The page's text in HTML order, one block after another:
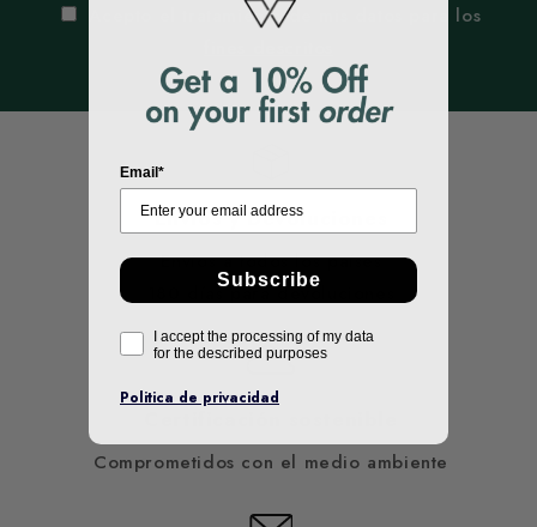
Acepto el tratamiento de mis datos para los
Envíos y Devoluciones
Envíos a todos los países
180 días para devoluciones
Comprometidos con el medio ambiente
Email*
Subscribe
I accept the processing of my data
for the described purposes
Politica de privacidad